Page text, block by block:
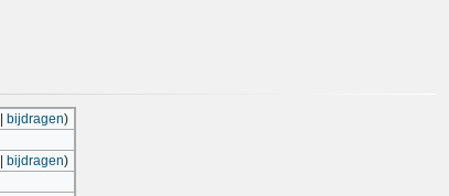
|bijdragen)
|bijdragen)